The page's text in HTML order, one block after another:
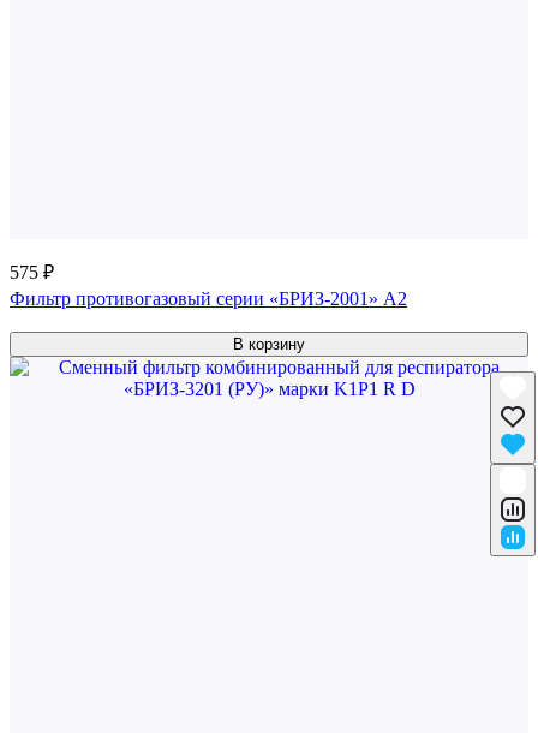
575 ₽
Фильтр противогазовый серии «БРИЗ-2001» A2
В корзину